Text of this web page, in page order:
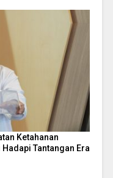
Ketahanan
Tantangan Era